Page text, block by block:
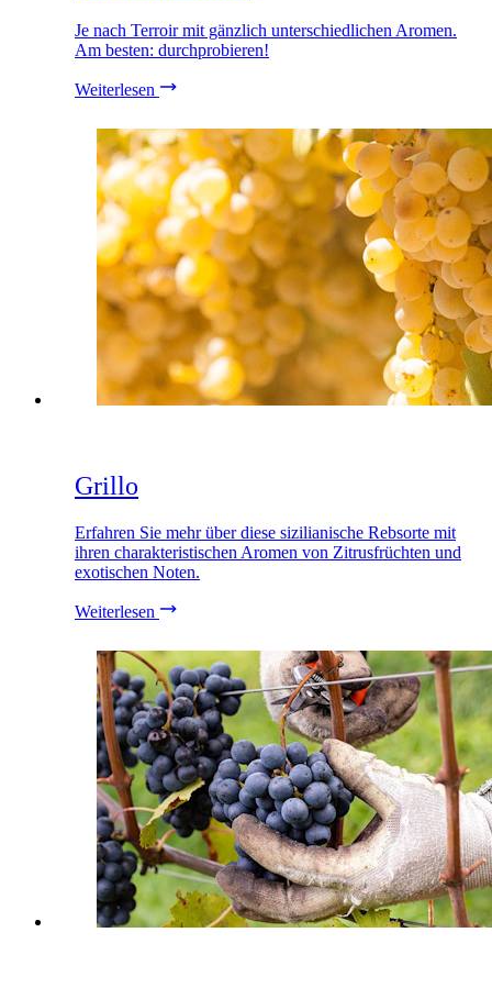
Je nach Terroir mit gänzlich unterschiedlichen Aromen.
Am besten: durchprobieren!
Weiterlesen
Grillo
Erfahren Sie mehr über diese sizilianische Rebsorte mit
ihren charakteristischen Aromen von Zitrusfrüchten und
exotischen Noten.
Weiterlesen